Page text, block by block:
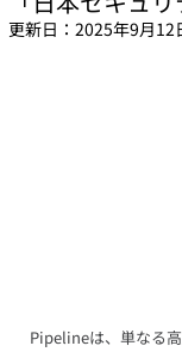
更新日： 2025年9月12
Pipelineは、単なる